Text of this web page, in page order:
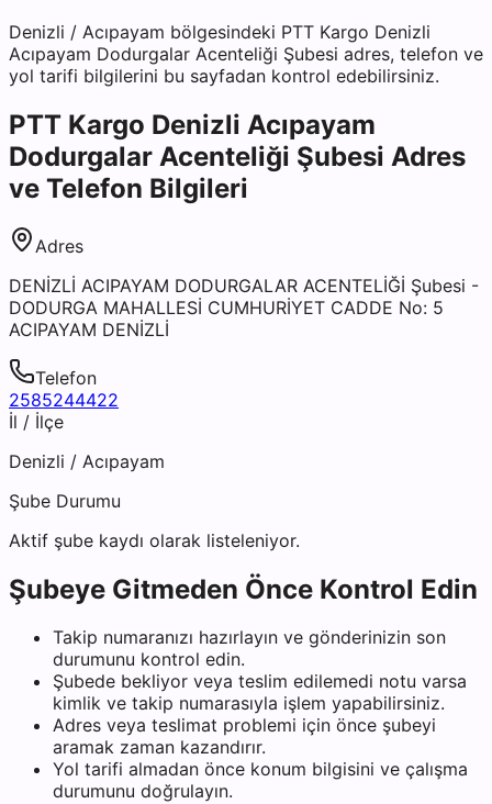
Denizli / Acıpayam bölgesindeki PTT Kargo Denizli
Acıpayam Dodurgalar Acenteliği Şubesi adres, telefon ve
yol tarifi bilgilerini bu sayfadan kontrol edebilirsiniz.
PTT Kargo Denizli Acıpayam
Dodurgalar Acenteliği Şubesi Adres
ve Telefon Bilgileri
Adres
DENİZLİ ACIPAYAM DODURGALAR ACENTELİĞİ Şubesi -
DODURGA MAHALLESİ CUMHURİYET CADDE No: 5
ACIPAYAM DENİZLİ
Telefon
2585244422
İl / İlçe
Denizli / Acıpayam
Şube Durumu
Aktif şube kaydı olarak listeleniyor.
Şubeye Gitmeden Önce Kontrol Edin
Takip numaranızı hazırlayın ve gönderinizin son
durumunu kontrol edin.
Şubede bekliyor veya teslim edilemedi notu varsa
kimlik ve takip numarasıyla işlem yapabilirsiniz.
Adres veya teslimat problemi için önce şubeyi
aramak zaman kazandırır.
Yol tarifi almadan önce konum bilgisini ve çalışma
durumunu doğrulayın.